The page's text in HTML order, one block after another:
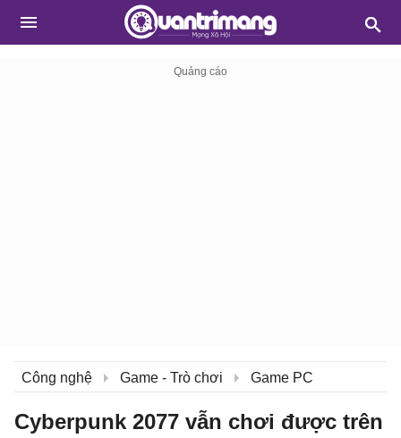
Công nghệ Game - Trò chơi Game PC
Cyberpunk 2077 vẫn chơi được trên